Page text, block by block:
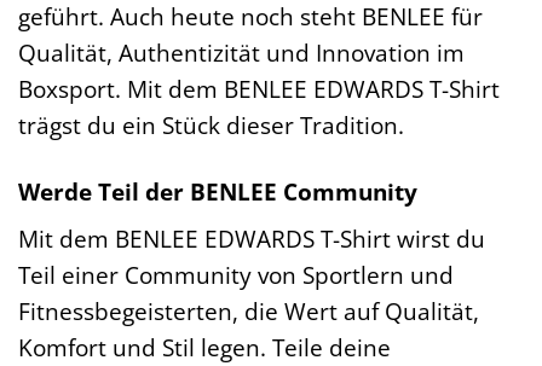
geführt. Auch heute noch steht BENLEE für
Qualität, Authentizität und Innovation im
Boxsport. Mit dem BENLEE EDWARDS T-Shirt
trägst du ein Stück dieser Tradition.
Werde Teil der BENLEE Community
Mit dem BENLEE EDWARDS T-Shirt wirst du
Teil einer Community von Sportlern und
Fitnessbegeisterten, die Wert auf Qualität,
Komfort und Stil legen. Teile deine